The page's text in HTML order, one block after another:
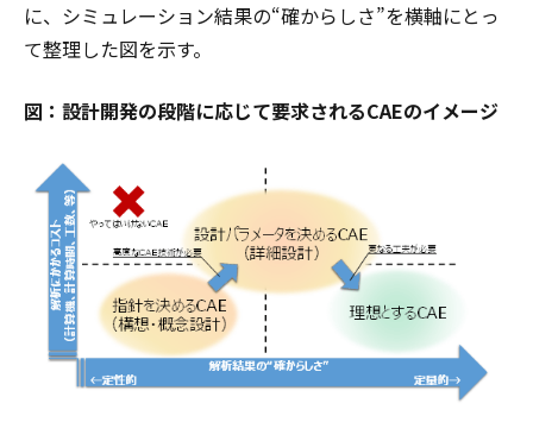
に、シミュレーション結果の“確からしさ”を横軸にとっ
て整理した図を示す。
図：設計開発の段階に応じて要求されるCAEのイメージ